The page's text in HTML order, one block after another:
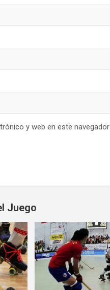
y web en este
Juego